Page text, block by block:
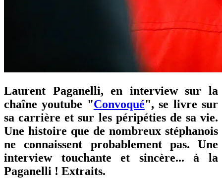
Laurent Paganelli, en interview sur la
chaîne youtube "Convoqué", se livre sur
sa carrière et sur les péripéties de sa vie.
Une histoire que de nombreux stéphanois
ne connaissent probablement pas. Une
interview touchante et sincère... à la
Paganelli ! Extraits.